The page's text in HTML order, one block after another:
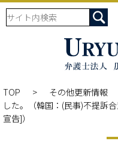
TOP その他更新情報
した。（韓国：(民事)不提訴
宣告]）